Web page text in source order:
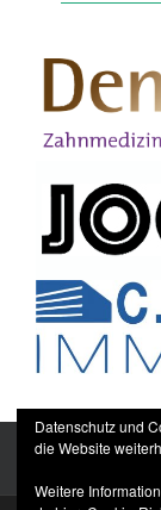
Datenschutz und
die Website
Weitere